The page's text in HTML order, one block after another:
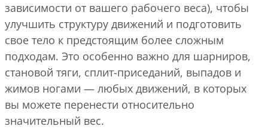
зависимости от вашего рабочего веса), чтобы
улучшить структуру движений и подготовить
свое тело к предстоящим более сложным
подходам. Это особенно важно для шарниров,
становой тяги, сплит-приседаний, выпадов и
жимов ногами — любых движений, в которых
вы можете перенести относительно
значительный вес.